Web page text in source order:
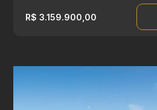
R$ 3.159.900,00